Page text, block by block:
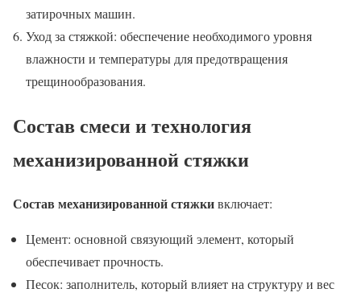
затирочных машин.
Уход за стяжкой: обеспечение необходимого уровня
влажности и температуры для предотвращения
трещинообразования.
Состав смеси и технология
механизированной стяжки
Состав механизированной стяжкивключает:
Цемент: основной связующий элемент, который
обеспечивает прочность.
Песок: заполнитель, который влияет на структуру и вес